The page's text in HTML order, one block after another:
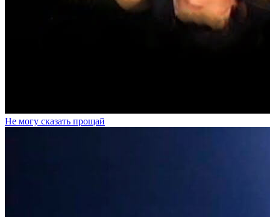
Не могу сказать прощай